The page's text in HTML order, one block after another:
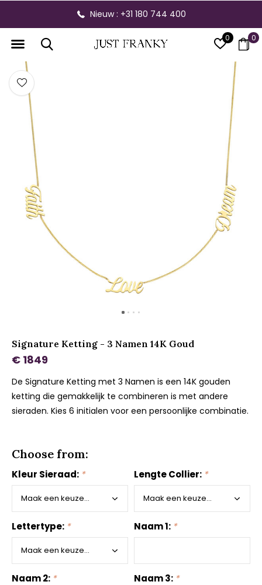
0 0
Nieuw : +31 180 744 400
Signature Ketting - 3 Namen 14K Goud
€ 1849
De Signature Ketting met 3 Namen is een 14K gouden
ketting die gemakkelijk te combineren is met andere
sieraden. Kies 6 initialen voor een persoonlijke combinatie.
Choose from:
Kleur Sieraad: * Lengte Collier: *
Lettertype: * Naam 1: *
Naam 2: * Naam 3: *